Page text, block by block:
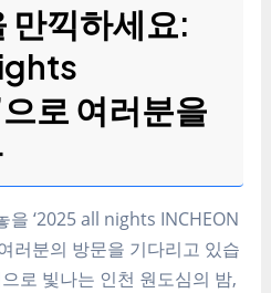
만끽하세요:
로 여러분을
을 ‘2025 all nights INCHEON
러분의 방문을 기다리고 있습
로 빛나는 인천 원도심의 밤,